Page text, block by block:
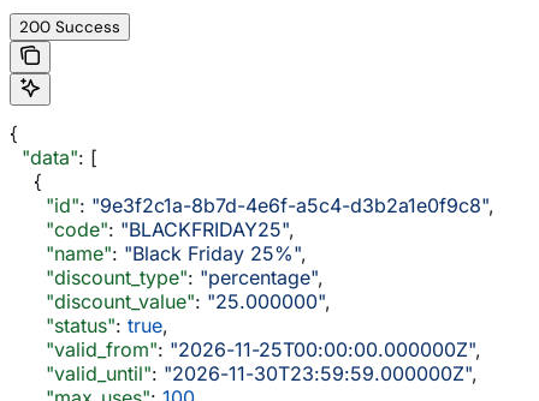
200 Success
{
  "data"
: [
    {
      "id"
: "9e3f2c1a-8b7d-4e6f-a5c4-d3b2a1e0f9c8",
      "code"
: "BLACKFRIDAY25",
      "name"
: "Black Friday 25%",
      "discount_type"
: "percentage",
      "discount_value"
: "25.000000",
      "status"
: true,
      "valid_from"
: "2026-11-25T00:00:00.000000Z",
      "valid_until"
: "2026-11-30T23:59:59.000000Z",